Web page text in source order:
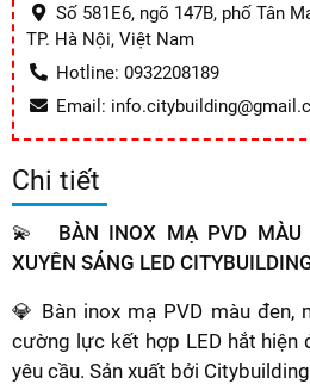
Số 581E6, ngõ 147B, phố Tân
TP. Hà Nội, Việt Nam
Hotline: 0932208189
Email:
Chi tiết
💫 BÀN INOX MẠ PVD
XUYÊN SÁNG LED
💎 Bàn inox mạ PVD màu đen,
cường lực kết hợp LED hắt hiện
yêu cầu. Sản xuất bởi